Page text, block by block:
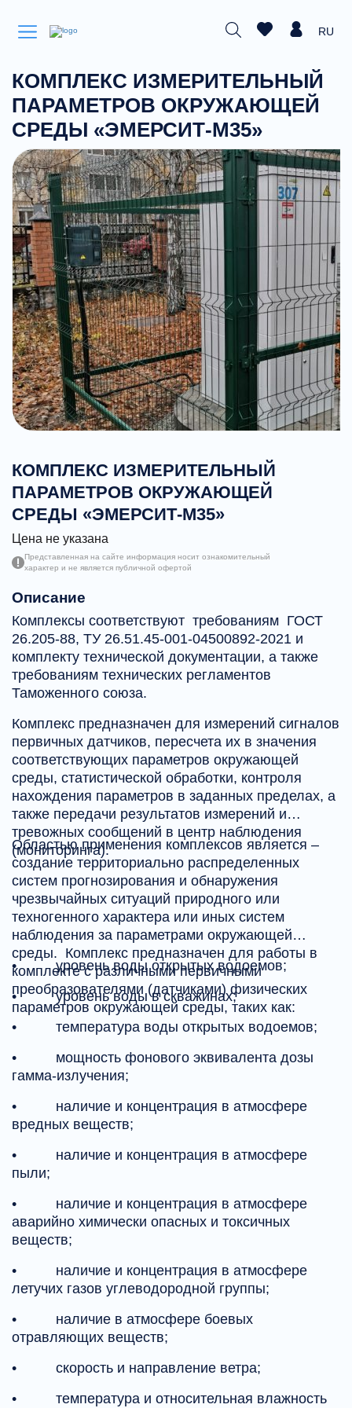
RU
КОМПЛЕКС ИЗМЕРИТЕЛЬНЫЙ
ПАРАМЕТРОВ ОКРУЖАЮЩЕЙ
СРЕДЫ «ЭМЕРСИТ-М35»
КОМПЛЕКС ИЗМЕРИТЕЛЬНЫЙ
ПАРАМЕТРОВ ОКРУЖАЮЩЕЙ
СРЕДЫ «ЭМЕРСИТ-М35»
Цена не указана
Представленная на сайте информация носит ознакомительный
характер и не является публичной офертой
Описание
Комплексы соответствуют требованиям ГОСТ
26.205-88, ТУ 26.51.45-001-04500892-2021 и
комплекту технической документации, а также
требованиям технических регламентов
Таможенного союза.
Комплекс предназначен для измерений сигналов
первичных датчиков, пересчета их в значения
соответствующих параметров окружающей
среды, статистической обработки, контроля
нахождения параметров в заданных пределах, а
также передачи результатов измерений и
тревожных сообщений в центр наблюдения
(мониторинга).
Областью применения комплексов является –
создание территориально распределенных
систем прогнозирования и обнаружения
чрезвычайных ситуаций природного или
техногенного характера или иных систем
наблюдения за параметрами окружающей
среды. Комплекс предназначен для работы в
комплекте с различными первичными
преобразователями (датчиками) физических
параметров окружающей среды, таких как:
• уровень воды открытых водоемов;
• уровень воды в скважинах;
• температура воды открытых водоемов;
• мощность фонового эквивалента дозы
гамма-излучения;
• наличие и концентрация в атмосфере
вредных веществ;
• наличие и концентрация в атмосфере
пыли;
• наличие и концентрация в атмосфере
аварийно химически опасных и токсичных
веществ;
• наличие и концентрация в атмосфере
летучих газов углеводородной группы;
• наличие в атмосфере боевых
отравляющих веществ;
• скорость и направление ветра;
• температура и относительная влажность